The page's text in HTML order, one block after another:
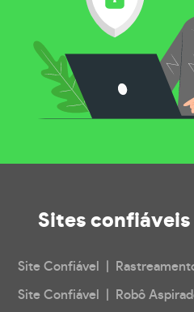
Sites confiáveis
Site Confiável |
Site Confiável | Robô